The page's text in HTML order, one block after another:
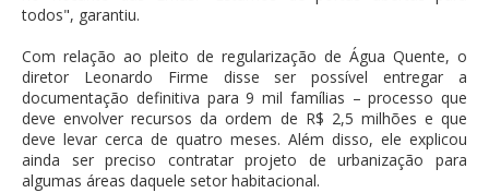
todos", garantiu.
Com relação ao pleito de regularização de Água Quente, o
diretor Leonardo Firme disse ser possível entregar a
documentação definitiva para 9 mil famílias – processo que
deve envolver recursos da ordem de R$ 2,5 milhões e que
deve levar cerca de quatro meses. Além disso, ele explicou
ainda ser preciso contratar projeto de urbanização para
algumas áreas daquele setor habitacional.